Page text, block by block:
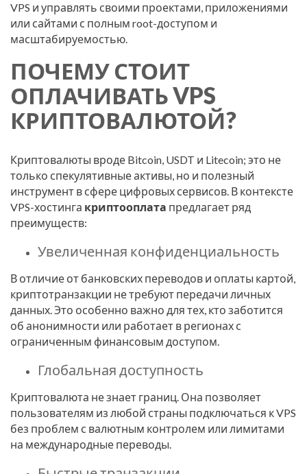
VPS и управлять своими проектами, приложениями
или сайтами с полным root-доступом и
масштабируемостью.
ПОЧЕМУ СТОИТ
ОПЛАЧИВАТЬ VPS
КРИПТОВАЛЮТОЙ?
Криптовалюты вроде Bitcoin, USDT и Litecoin; это не
только спекулятивные активы, но и полезный
инструмент в сфере цифровых сервисов. В контексте
VPS-хостинга криптооплата предлагает ряд
преимуществ:
Увеличенная конфиденциальность
В отличие от банковских переводов и оплаты картой,
криптотранзакции не требуют передачи личных
данных. Это особенно важно для тех, кто заботится
об анонимности или работает в регионах с
ограниченным финансовым доступом.
Глобальная доступность
Криптовалюта не знает границ. Она позволяет
пользователям из любой страны подключаться к VPS
без проблем с валютным контролем или лимитами
на международные переводы.